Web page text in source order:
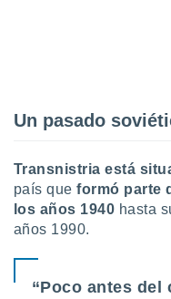
de
un
datos
Un pasado
Transnistria está
país queformó parte
los años 1940 hasta
años 1990.
“Poco antes